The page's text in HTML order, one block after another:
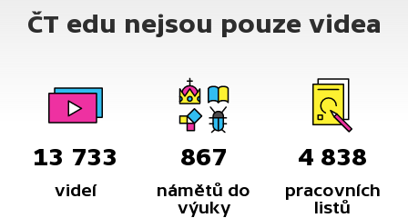
redakce ČT. Pořad je součástí série, kterou ČT
připravila k 50. výročí přistání na Měsíci.
ČT edu nejsou pouze videa
13 733
videí
867
námětů do
výuky
4 838
pracovních
listů